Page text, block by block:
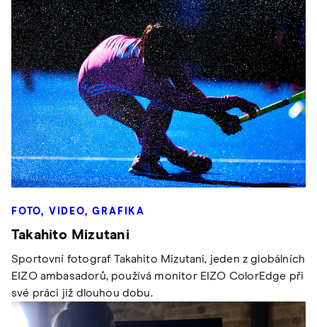
FOTO, VIDEO, GRAFIKA
Takahito Mizutani
Sportovní fotograf Takahito Mizutani, jeden z globálních
EIZO ambasadorů, používá monitor EIZO ColorEdge při
své práci již dlouhou dobu.